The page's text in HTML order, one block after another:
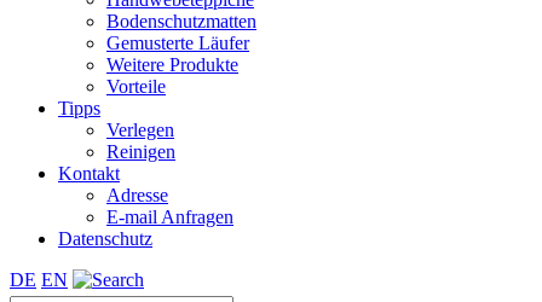
Bodenschutzmatten
Gemusterte Läufer
Weitere Produkte
Vorteile
Tipps
Verlegen
Reinigen
Kontakt
Adresse
E-mail Anfragen
Datenschutz
DE EN